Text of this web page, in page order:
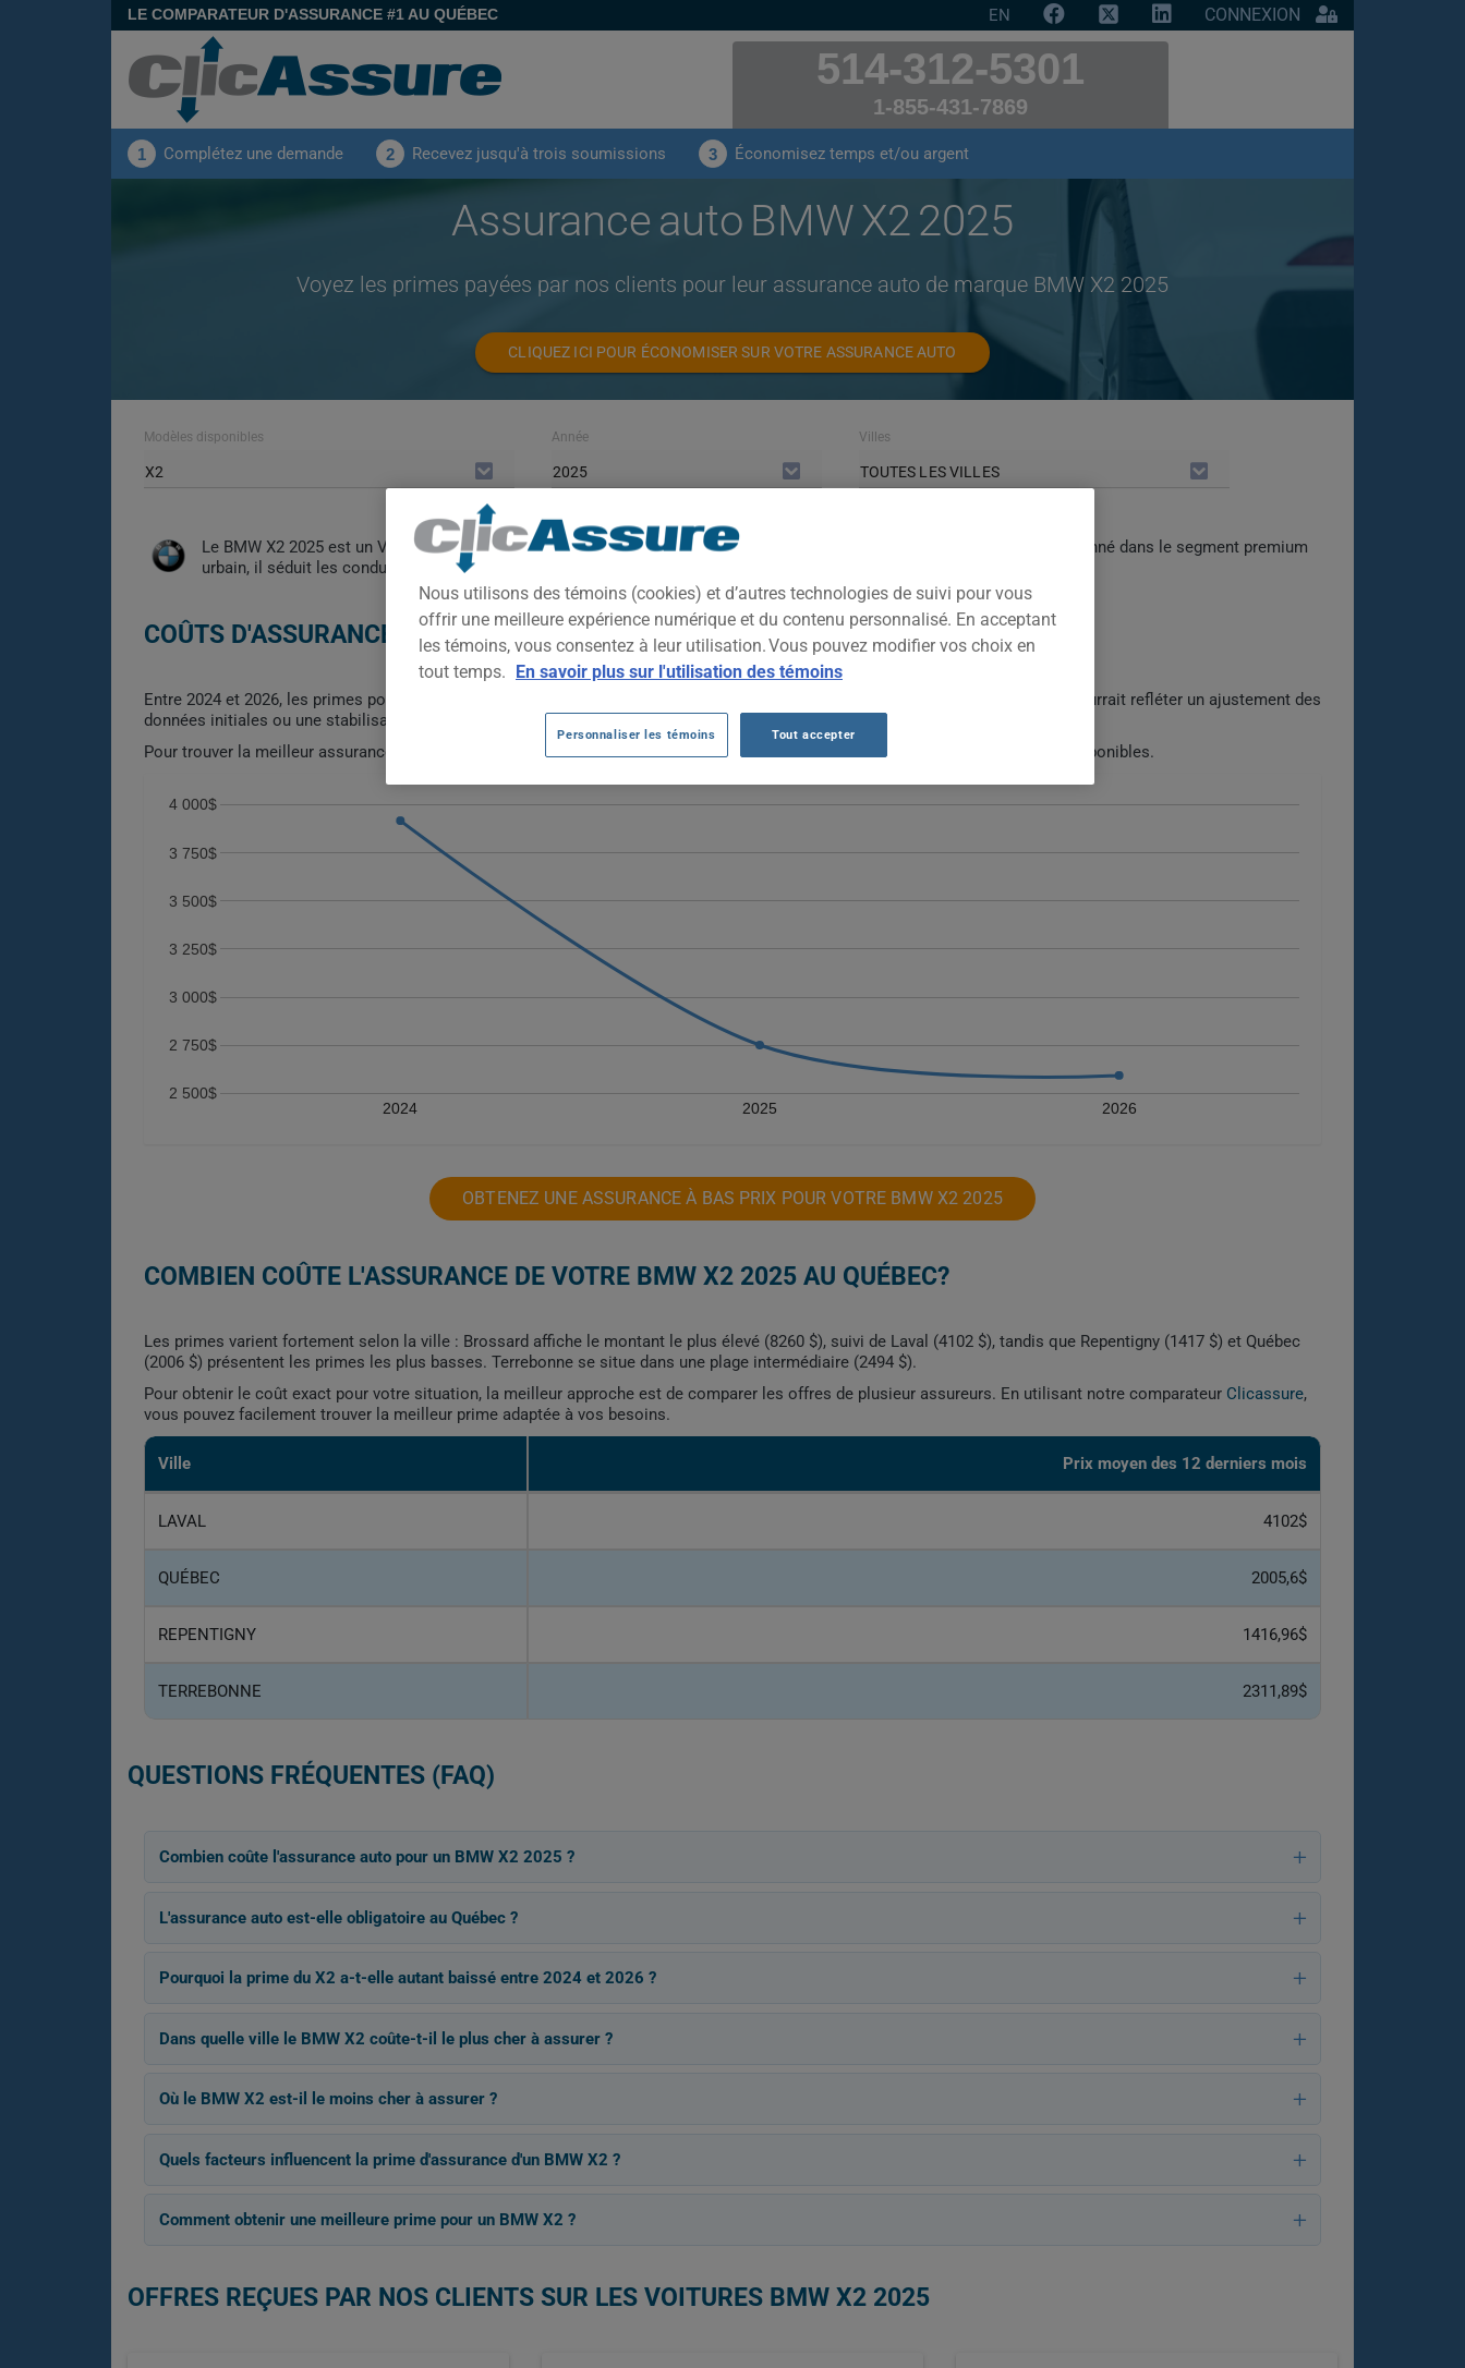
LE COMPARATEUR D'ASSURANCE #1 AU QUÉBEC EN CONNEXION
514-312-5301
1-855-431-7869
1 Complétez une demande 2 Recevez jusqu'à trois soumissions 3 Économisez temps et/ou argent
Assurance auto BMW X2 2025
Voyez les primes payées par nos clients pour leur assurance auto de marque BMW X2 2025
CLIQUEZ ICI POUR ÉCONOMISER SUR VOTRE ASSURANCE AUTO
Modèles disponibles
X2
Année
2025
Villes
TOUTES LES VILLES
Le BMW X2 2025 est un VUS compact au style de coupé sportif, mêlant lignes dynamiques et habitabilité pratique. Positionné dans le segment premium
urbain, il séduit les conducteurs recherchant prestige, agilité et technologie embarquée dans un format citadin.
COÛTS D'ASSURANCE AUTO BMW X2 2025 DEPUIS 2024.
Entre 2024 et 2026, les primes pour le BMW X2 2025 diminuent sensiblement, passant de 3917 $ à 2593 $. Cette baisse notable pourrait refléter un ajustement des
données initiales ou une stabilisation des coûts d'assurance pour ce modèle récent.
Pour trouver la meilleur assurance pour votre véhicule BMW X2 2025, il est plus important que jamais de comparer les options disponibles.
2024 2025 2026
2 500$
2 750$
3 000$
3 250$
3 500$
3 750$
4 000$
OBTENEZ UNE ASSURANCE À BAS PRIX POUR VOTRE BMW X2 2025
COMBIEN COÛTE L'ASSURANCE DE VOTRE BMW X2 2025 AU QUÉBEC?
Les primes varient fortement selon la ville : Brossard affiche le montant le plus élevé (8260 $), suivi de Laval (4102 $), tandis que Repentigny (1417 $) et Québec
(2006 $) présentent les primes les plus basses. Terrebonne se situe dans une plage intermédiaire (2494 $).
Pour obtenir le coût exact pour votre situation, la meilleur approche est de comparer les offres de plusieur assureurs. En utilisant notre comparateur Clicassure,
vous pouvez facilement trouver la meilleur prime adaptée à vos besoins.
Ville Prix ​​moyen des 12 derniers mois
LAVAL 4102$
QUÉBEC 2005,6$
REPENTIGNY 1416,96$
TERREBONNE 2311,89$
QUESTIONS FRÉQUENTES (FAQ)
Combien coûte l'assurance auto pour un BMW X2 2025 ?
L'assurance auto est-elle obligatoire au Québec ?
Pourquoi la prime du X2 a-t-elle autant baissé entre 2024 et 2026 ?
Dans quelle ville le BMW X2 coûte-t-il le plus cher à assurer ?
Où le BMW X2 est-il le moins cher à assurer ?
Quels facteurs influencent la prime d'assurance d'un BMW X2 ?
Comment obtenir une meilleure prime pour un BMW X2 ?
OFFRES REÇUES PAR NOS CLIENTS SUR LES VOITURES BMW X2 2025
Nous utilisons des témoins (cookies) et d’autres technologies de suivi pour vous
offrir une meilleure expérience numérique et du contenu personnalisé. En acceptant
les témoins, vous consentez à leur utilisation. Vous pouvez modifier vos choix en
tout temps. En savoir plus sur l'utilisation des témoins
Personnaliser les témoins Tout accepter